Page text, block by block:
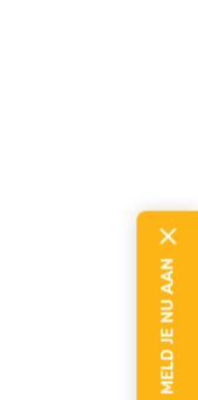
MELD JE NU AAN